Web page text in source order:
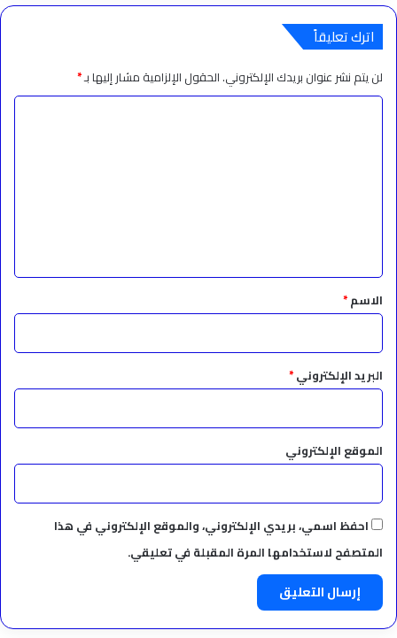
اترك تعليقاً
لن يتم نشر عنوان بريدك الإلكتروني.الحقول الإلزامية مشار إليها بـ*
*الاسم*
البريد الإلكتروني*
الموقع الإلكتروني
احفظ اسمي، بريدي الإلكتروني، والموقع الإلكتروني في هذا
المتصفح لاستخدامها المرة المقبلة في تعليقي.